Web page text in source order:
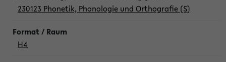
230123 Phonetik, Phonologie und Orthografie (S)
H4